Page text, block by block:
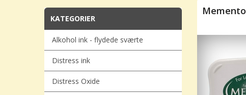
KATEGORIER
Alkohol ink - flydede sværte
Distress ink
Distress Oxide
Memento